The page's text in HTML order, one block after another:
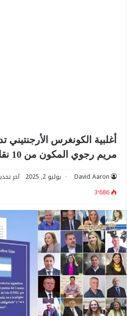
أغلبية الكونغرس الأرجنتيني
مريم رجوي المكون من 10 نقاط
David Aaron يوليو 2, 2025 آخر تحديث:
3٬686